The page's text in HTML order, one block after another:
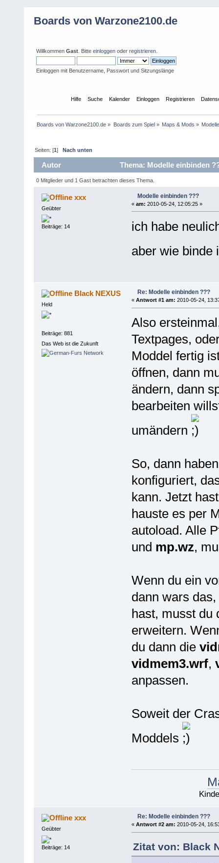
Boards von Warzone2100.de
Willkommen Gast . Bitte einloggen oder registrieren
Einloggen mit Benutzername, Passwort und Sitzungslänge
Hilfe Suche Kalender Einloggen Registrieren
Boards von Warzone2100.de » Boards zum Spiel» Maps & Mods »
Seiten: [1]Nach unten
Autor Thema: Modelle einbinden
0 Mitglieder und 1 Gast betrachten dieses Thema.
xxx
Geübter
Beiträge: 14
Modelle einbinden ???
« am: 2010-05-24, 12:05:25 »
ich habe
aber wie binde
Black NEXUS
Held
Beiträge: 881
Das Web ist die Zukunft
Re: Modelle einbinden ???
« Antwort #1 am: 2010-05-24,
Also
Textpages,
Moddel fertig
öffnen, dann
ändern, dann
bearbeiten
umändern
So, dann
konfiguriert,
kann. Jetzt
hauste es per
autoload. Alle
und mp.wz,
Wenn du ein
dann wars
hast, musst du
erweitern.
du dann die
vidmem3.wrf,
anpassen.
Soweit der
Moddels
xxx
Geübter
Beiträge: 14
Re: Modelle einbinden ???
« Antwort #2 am: 2010-05-24,
Zitat von: Black